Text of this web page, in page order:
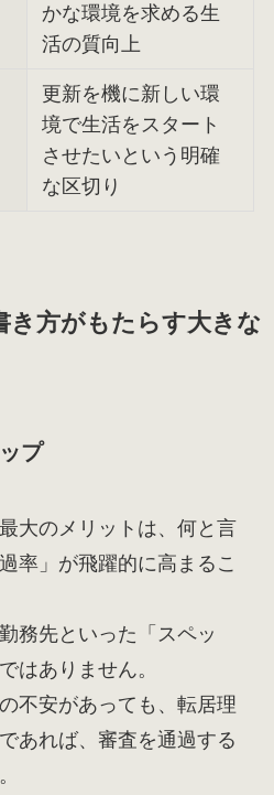
かな環境を求める生
活の質向上
更新を機に新しい環
境で生活をスタート
させたいという明確
な区切り
き方がもたらす大きな
プ
大のメリットは、何と言
率」が飛躍的に高まるこ
務先といった「スペッ
はありません。
不安があっても、転居理
あれば、審査を通過する